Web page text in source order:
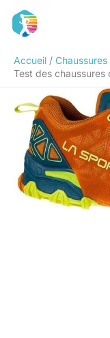
Accueil
Test des chaussures
Rechercher